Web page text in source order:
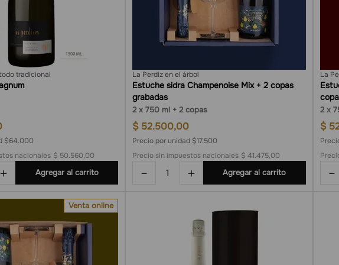
tradicional
$64.000
nacionales $ 50.560,00
＋ Agregar al carrito
La Perdiz en el árbol
Estuche sidra Champenoise Mix + 2 copas
grabadas
2 750 ml 2 copas
$ 52.500,00
Precio por unidad $17.500
Precio sin impuestos nacionales $ 41.475,00
＋
－ Agregar al carrito
La
2
$
－
Venta online